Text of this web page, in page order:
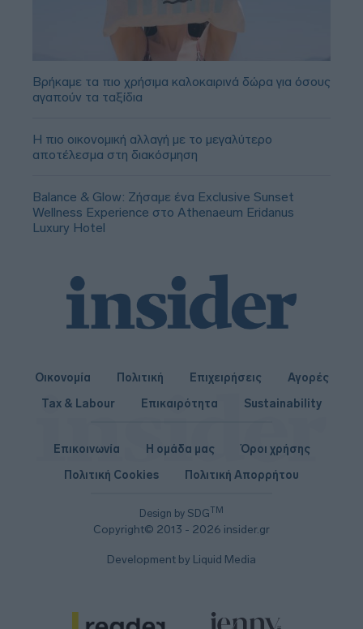
Βρήκαμε τα πιο χρήσιμα καλοκαιρινά δώρα για όσους
αγαπούν τα ταξίδια
Η πιο οικονομική αλλαγή με το μεγαλύτερο
αποτέλεσμα στη διακόσμηση
Balance & Glow: Ζήσαμε ένα Exclusive Sunset
Wellness Experience στο Athenaeum Eridanus
Luxury Hotel
Οικονομία Πολιτική Επιχειρήσεις
Αγορές
Tax & Labour
Επικαιρότητα Sustainability
Design by SDGTM
Copyright© 2013 - 2026 insider.gr
Επικοινωνία Η ομάδα μας
Όροι χρήσης
Πολιτική Cookies
Πολιτική Απορρήτου
Development by Liquid Media